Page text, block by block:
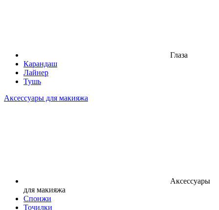
Глаза
Карандаш
Лайнер
Тушь
Аксессуары для макияжа
Аксессуары
для макияжа
Спонжи
Точилки